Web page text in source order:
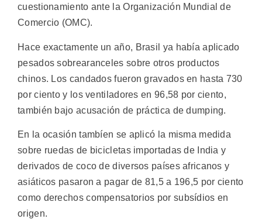
cuestionamiento ante la Organización Mundial de
Comercio (OMC).
Hace exactamente un año, Brasil ya había aplicado
pesados sobrearanceles sobre otros productos
chinos. Los candados fueron gravados en hasta 730
por ciento y los ventiladores en 96,58 por ciento,
también bajo acusación de práctica de dumping.
En la ocasión tambíen se aplicó la misma medida
sobre ruedas de bicicletas importadas de India y
derivados de coco de diversos países africanos y
asiáticos pasaron a pagar de 81,5 a 196,5 por ciento
como derechos compensatorios por subsídios en
origen.